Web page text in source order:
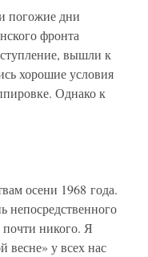
погожие дни
фронта
вышли к
хорошие условия
Однако к
осени 1968 года.
непосредственного
никого. Я
у всех нас